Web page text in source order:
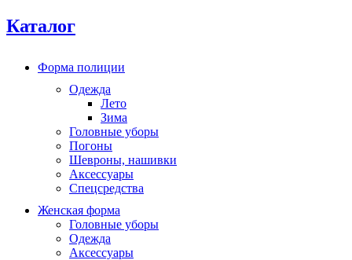
Каталог
Форма полиции
Одежда
Лето
Зима
Головные уборы
Погоны
Шевроны, нашивки
Аксессуары
Спецсредства
Женская форма
Головные уборы
Одежда
Аксессуары